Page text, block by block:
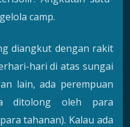
camp.
diangkut dengan rakit
hari di atas sungai
lain, ada perempuan
ditolong oleh para
tahanan). Kalau ada